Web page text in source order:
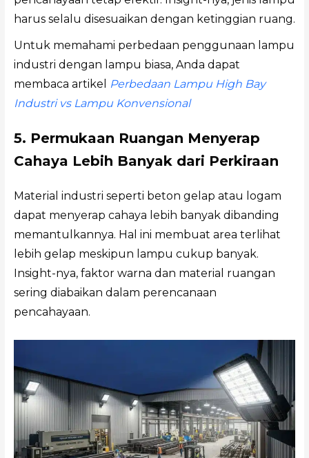
harus selalu disesuaikan dengan ketinggian ruang.
Untuk memahami perbedaan penggunaan lampu
industri dengan lampu biasa, Anda dapat
membaca artikel
Perbedaan Lampu High Bay
Industri vs Lampu Konvensional
5. Permukaan Ruangan Menyerap
Cahaya Lebih Banyak dari Perkiraan
Material industri seperti beton gelap atau logam
dapat menyerap cahaya lebih banyak dibanding
memantulkannya. Hal ini membuat area terlihat
lebih gelap meskipun lampu cukup banyak.
Insight-nya, faktor warna dan material ruangan
sering diabaikan dalam perencanaan
pencahayaan.